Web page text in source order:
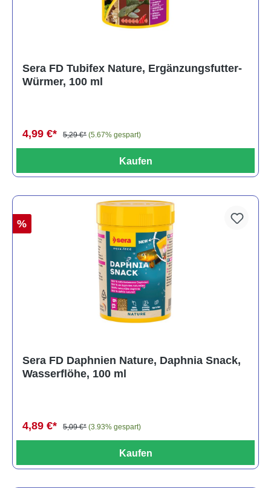
Sera FD Tubifex Nature, Ergänzungsfutter-
Würmer, 100 ml
4,99 €* 5,29 €* (5.67% gespart)
Kaufen
%
Sera FD Daphnien Nature, Daphnia Snack,
Wasserflöhe, 100 ml
4,89 €* 5,09 €* (3.93% gespart)
Kaufen